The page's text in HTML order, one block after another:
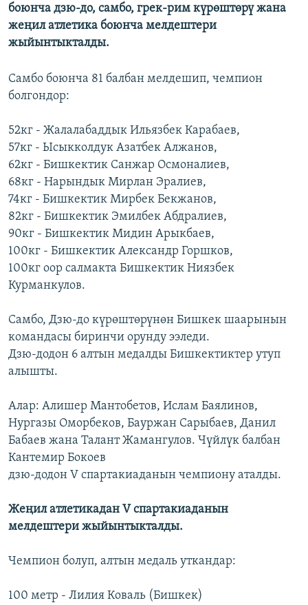
боюнча дзю-до, самбо, грек-рим күрөштөрү жана
жеңил атлетика боюнча мелдештери
жыйынтыкталды.
Самбо боюнча 81 балбан мелдешип, чемпион
болгондор:
52кг - Жалалабаддык Ильязбек Карабаев,
57кг - Ысыкколдук Азатбек Алжанов,
62кг - Бишкектик Санжар Осмоналиев,
68кг - Нарындык Мирлан Эралиев,
74кг - Бишкектик Мирбек Бекжанов,
82кг - Бишкектик Эмилбек Абдралиев,
90кг - Бишкектик Мидин Арыкбаев,
100кг - Бишкектик Александр Горшков,
100кг оор салмакта Бишкектик Ниязбек
Курманкулов.
Самбо, Дзю-до күрөштөрүнөн Бишкек шаарынын
командасы биринчи орунду ээледи.
Дзю-додон 6 алтын медалды Бишкектиктер утуп
алышты.
Алар: Алишер Мантобетов, Ислам Баялинов,
Нургазы Оморбеков, Бауржан Сарыбаев, Данил
Бабаев жана Талант Жамангулов. Чүйлүк балбан
Кантемир Бокоев
дзю-додон V спартакиаданын чемпиону аталды.
Жеңил атлетикадан V спартакиаданын
мелдештери жыйынтыкталды.
Чемпион болуп, алтын медаль уткандар:
100 метр - Лилия Коваль (Бишкек)